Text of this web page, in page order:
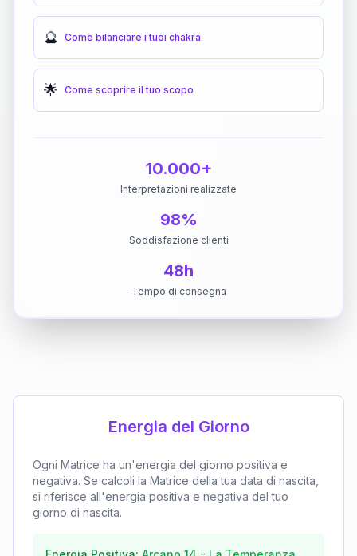
🔮 Come bilanciare i tuoi chakra
🌟 Come scoprire il tuo scopo
10.000+
Interpretazioni realizzate
98%
Soddisfazione clienti
48h
Tempo di consegna
Energia del Giorno
Ogni Matrice ha un'energia del giorno positiva e
negativa. Se calcoli la Matrice della tua data di nascita,
si riferisce all'energia positiva e negativa del tuo
giorno di nascita.